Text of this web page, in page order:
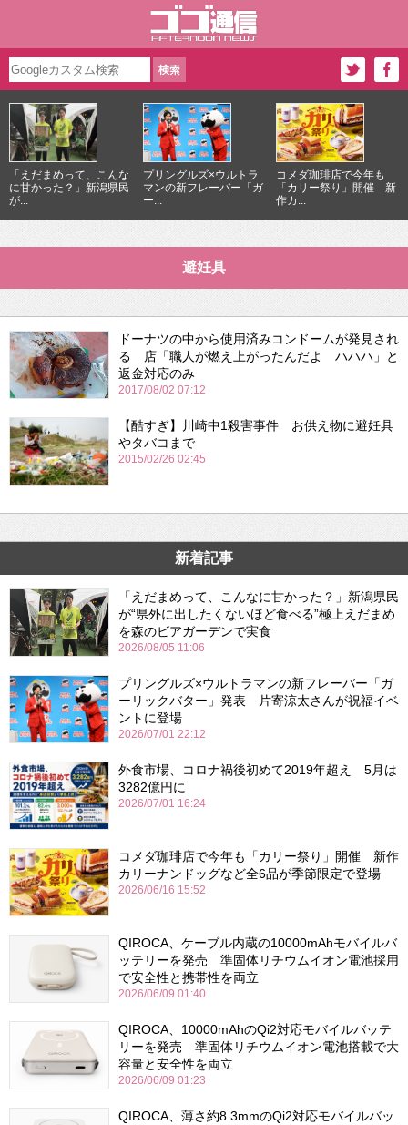
「えだまめって、こんな
に甘かった？」新潟県民
が...
プリングルズ×ウルトラ
マンの新フレーバー「ガ
ー...
コメダ珈琲店で今年も
「カリー祭り」開催 新
作カ...
避妊具
ドーナツの中から使用済みコンドームが発見され
る 店「職人が燃え上がったんだよ ハハハ」と
返金対応のみ
2017/08/02 07:12
【酷すぎ】川崎中1殺害事件 お供え物に避妊具
やタバコまで
2015/02/26 02:45
新着記事
「えだまめって、こんなに甘かった？」新潟県民
が“県外に出したくないほど食べる”極上えだまめ
を森のビアガーデンで実食
2026/08/05 11:06
プリングルズ×ウルトラマンの新フレーバー「ガ
ーリックバター」発表 片寄涼太さんが祝福イベ
ントに登場
2026/07/01 22:12
外食市場、コロナ禍後初めて2019年超え 5月は
3282億円に
2026/07/01 16:24
コメダ珈琲店で今年も「カリー祭り」開催 新作
カリーナンドッグなど全6品が季節限定で登場
2026/06/16 15:52
QIROCA、ケーブル内蔵の10000mAhモバイルバ
ッテリーを発売 準固体リチウムイオン電池採用
で安全性と携帯性を両立
2026/06/09 01:40
QIROCA、10000mAhのQi2対応モバイルバッテ
リーを発売 準固体リチウムイオン電池搭載で大
容量と安全性を両立
2026/06/09 01:23
QIROCA、薄さ約8.3mmのQi2対応モバイルバッ